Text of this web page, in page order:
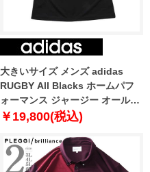
大きいサイズ メンズ adidas
RUGBY All Blacks ホームパフ
ォーマンス ジャージー オールブ
ラック 1248-4300-1 4XL 6XL
￥19,800(税込)